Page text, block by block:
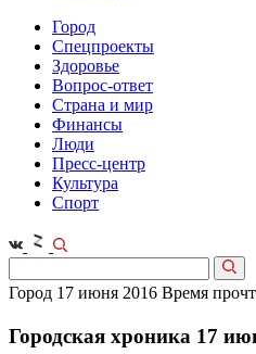
Город
Спецпроекты
Здоровье
Вопрос-ответ
Страна и мир
Финансы
Люди
Пресс-центр
Культура
Спорт
Город 17 июня 2016 Время
Городская хроника 17